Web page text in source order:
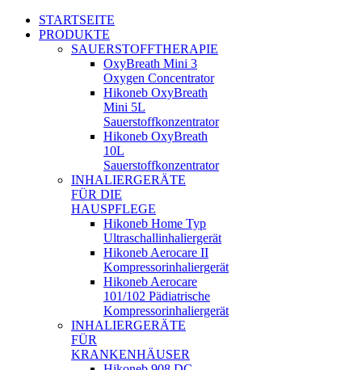
STARTSEITE
PRODUKTE
SAUERSTOFFTHERAPIE
OxyBreath Mini 3
Oxygen Concentrator
Hikoneb OxyBreath
Mini 5L
Sauerstoffkonzentrator
Hikoneb OxyBreath
10L
Sauerstoffkonzentrator
INHALIERGERÄTE
FÜR DIE
HAUSPFLEGE
Hikoneb Home Typ
Ultraschallinhaliergerät
Hikoneb Aerocare II
Kompressorinhaliergerät
Hikoneb Aerocare
101/102 Pädiatrische
Kompressorinhaliergerät
INHALIERGERÄTE
FÜR
KRANKENHÄUSER